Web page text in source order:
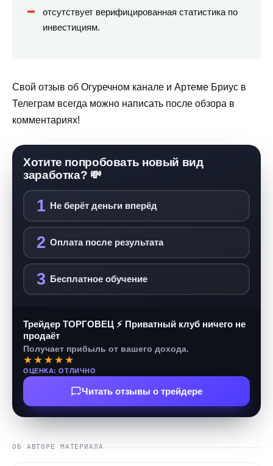
отсутствует верифицированная статистика по
инвестициям.
Свой отзыв об Огуречном канале и Артеме Бриус в
Телеграм всегда можно написать после обзора в
комментариях!
Хотите попробовать новый вид
заработка? 💸
1 Не берёт деньги вперёд
2 Оплата после результата
3 Бесплатное обучение
Трейдер ТОРГОВЕЦ ⚡ Приватный клуб ничего не
продаёт
Получает прибыль от вашего дохода.
★★★★★
ОЦЕНКА: ОТЛИЧНО
Читать отзывы о трейдере
ОБ АВТОРЕ МАТЕРИАЛА